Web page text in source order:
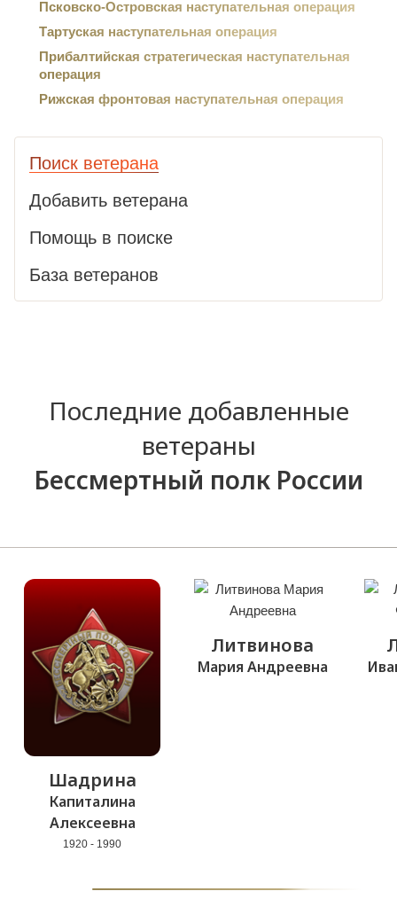
Псковско-Островская наступательная операция
Тартуская наступательная операция
Прибалтийская стратегическая наступательная
операция
Рижская фронтовая наступательная операция
Поиск ветерана
Добавить ветерана
Помощь в поиске
База ветеранов
Последние добавленные
ветераны
Бессмертный полк России
Шадрина
Капиталина
Алексеевна
1920 - 1990
Литвинова
Мария Андреевна